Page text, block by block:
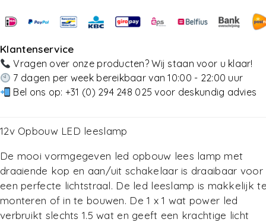
Toevoegen Aan Winkelwagen
Klantenservice
Vragen over onze producten? Wij staan voor u klaar!
7 dagen per week bereikbaar van 10:00 - 22:00 uur
Bel ons op: +31 (0) 294 248 025 voor deskundig advies
12v Opbouw LED leeslamp
De mooi vormgegeven led opbouw lees lamp met
draaiende kop en aan/uit schakelaar is draaibaar voor
een perfecte lichtstraal. De led leeslamp is makkelijk
monteren of in te bouwen. De 1 x 1 wat power led
verbruikt slechts 1.5 wat en geeft een krachtige licht